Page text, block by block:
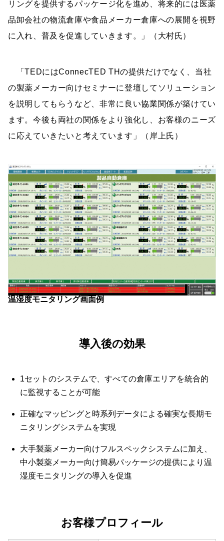
リングを提供するパッケージ化を進め、将来的には医薬
品卸会社の物流倉庫や食品メーカー倉庫への展開を視野
に入れ、普及を促進していきます。」（大村氏）
「TEDにはConnecTED THの提供だけでなく、当社
の製薬メーカー向けセミナーに登壇してソリューション
を説明してもらうなど、非常に良い協業関係が築けてい
ます。今後も両社の関係をより強化し、お客様のニーズ
に応えていきたいと考えています」（岸上氏）
温湿度モニタリング画面例
導入後の効果
1セットのシステムで、すべての倉庫エリアを統合的
に監視することが可能
正確なマッピングと時系列データによる確実な長期モ
ニタリングシステムを実現
大手製薬メーカー向けフルスペックシステムに加え、
中小製薬メーカー向け簡易パッケージの提供により温
湿度モニタリングの導入を促進
お客様プロフィール